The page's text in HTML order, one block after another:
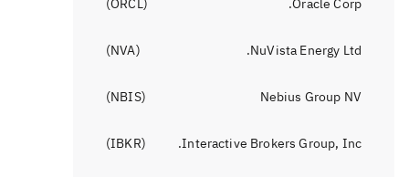
NuVista Energy Ltd.
(
NVA
)
Nebius Group NV
(
NBIS
)
Interactive Brokers Group, Inc.
(
IBKR
)